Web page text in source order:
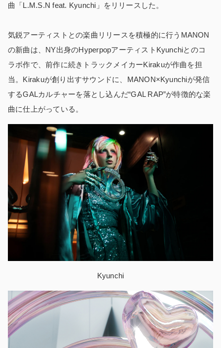
曲「L.M.S.N feat. Kyunchi」をリリースした。
気鋭アーティストとの楽曲リリースを積極的に行うMANON
の新曲は、NY出身のHyperpopアーティストKyunchiとのコ
ラボ作で、前作に続きトラックメイカーKirakuが作曲を担
当。Kirakuが創り出すサウンドに、MANON×Kyunchiが発信
するGALカルチャーを落とし込んだ“GAL RAP”が特徴的な楽
曲に仕上がっている。
Kyunchi